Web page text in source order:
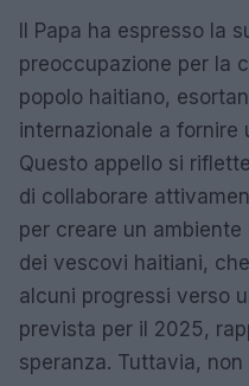
Il Papa ha espresso la
preoccupazione per la
popolo haitiano,
internazionale a fornire
Questo appello si
di collaborare
per creare un
dei vescovi haitiani,
alcuni progressi verso
prevista per il 2025,
speranza. Tuttavia,